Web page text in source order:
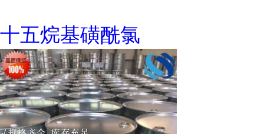
十五烷基磺酰氯